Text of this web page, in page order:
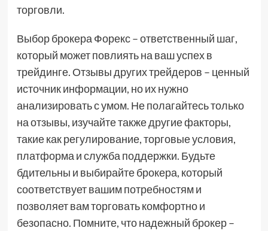
торговли.
Выбор брокера Форекс – ответственный шаг,
который может повлиять на ваш успех в
трейдинге. Отзывы других трейдеров – ценный
источник информации, но их нужно
анализировать с умом. Не полагайтесь только
на отзывы, изучайте также другие факторы,
такие как регулирование, торговые условия,
платформа и служба поддержки. Будьте
бдительны и выбирайте брокера, который
соответствует вашим потребностям и
позволяет вам торговать комфортно и
безопасно. Помните, что надежный брокер –